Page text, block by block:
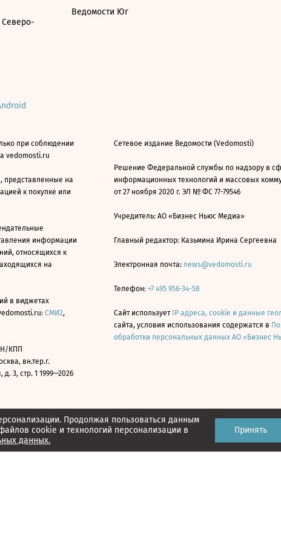
Продолжая пользоваться данным
cookie и технологий персонализации в
данных.
Принять
Северо-
Ведомости Юг
при соблюдении
vedomosti.ru
представленные на
к покупке или
информации
относящихся к
на
в виджетах
СМИ2,
КПП
вн.тер.г.
3, стр. 1 1999—2026
Сетевое издание Ведомости (Vedomosti)
Решение Федеральной службы по надзору в
информационных технологий и массовых
от 27 ноября 2020 г. ЭЛ № ФС 77-79546
Учредитель: АО «Бизнес Ньюс Медиа»
Главный редактор: Казьмина Ирина Сергеевна
Электронная почта: news@vedomosti.ru
Телефон: +7 495 956-34-58
Сайт использует IP адреса, cookie и данные
сайта, условия использования содержатся в
обработки персональных данных АО «Бизнес